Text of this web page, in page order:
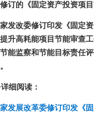
订的《固定资产投资项
家发改委修订印发《固定
升高耗能项目节能审查
能监察和节能目标责任
细阅读：
家发展改革委修订印发《